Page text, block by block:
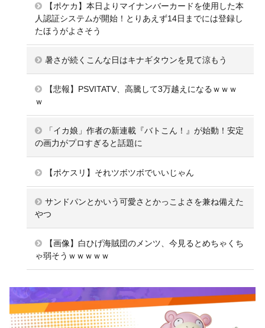
【ポケカ】本日よりマイナンバーカードを使用した本
人認証システムが開始！とりあえず14日までには登録し
たほうがよさそう
暑さが続くこんな日はキナギタウンを見て涼もう
【悲報】PSVITATV、高騰して3万越えになるｗｗｗ
ｗ
「イカ娘」作者の新連載『バトこん！』が始動！安定
の画力がプロすぎると話題に
【ポケスリ】それツボツボでいいじゃん
サンドパンとかいう可愛さとかっこよさを兼ね備えた
やつ
【画像】白ひげ海賊団のメンツ、今見るとめちゃくち
ゃ弱そうｗｗｗｗｗ